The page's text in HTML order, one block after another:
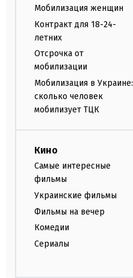
Мобилизация женщин
Контракт для 18-24-
летних
Отсрочка от
мобилизации
Мобилизация в Украине:
сколько человек
мобилизует ТЦК
Кино
Самые интересные
фильмы
Украинские фильмы
Фильмы на вечер
Комедии
Сериалы